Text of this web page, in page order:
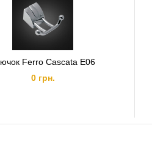
Ferro Cascata E06
0 грн.